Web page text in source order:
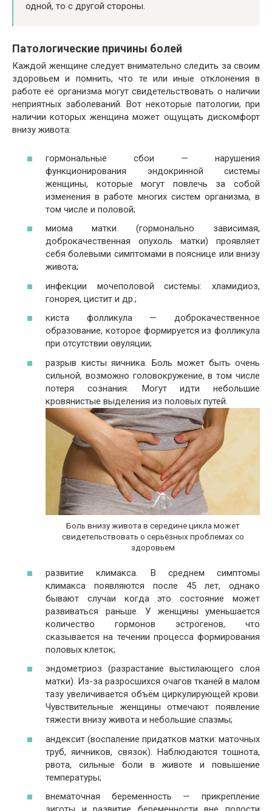
одной, то с другой стороны.
Патологические причины болей
Каждой женщине следует внимательно следить за своим
здоровьем и помнить, что те или иные отклонения в
работе её организма могут свидетельствовать о наличии
неприятных заболеваний. Вот некоторые патологии, при
наличии которых женщина может ощущать дискомфорт
внизу живота:
гормональные сбои — нарушения
функционирования эндокринной системы
женщины, которые могут повлечь за собой
изменения в работе многих систем организма, в
том числе и половой;
миома матки (гормонально зависимая,
доброкачественная опухоль матки) проявляет
себя болевыми симптомами в пояснице или внизу
живота;
инфекции мочеполовой системы: хламидиоз,
гонорея, цистит и др.;
киста фолликула — доброкачественное
образование, которое формируется из фолликула
при отсутствии овуляции;
разрыв кисты яичника. Боль может быть очень
сильной, возможно головокружение, в том числе
потеря сознания. Могут идти небольшие
кровянистые выделения из половых путей.
Боль внизу живота в середине цикла может
свидетельствовать о серьёзных проблемах со
здоровьем
развитие климакса. В среднем симптомы
климакса появляются после 45 лет, однако
бывают случаи когда это состояние может
развиваться раньше. У женщины уменьшается
количество гормонов эстрогенов, что
сказывается на течении процесса формирования
половых клеток;
эндометриоз (разрастание выстилающего слоя
матки). Из-за разросшихся очагов тканей в малом
тазу увеличивается объём циркулирующей крови.
Чувствительные женщины отмечают появление
тяжести внизу живота и небольшие спазмы;
андексит (воспаление придатков матки: маточных
труб, яичников, связок). Наблюдаются тошнота,
рвота, сильные боли в животе и повышение
температуры;
внематочная беременность — прикрепление